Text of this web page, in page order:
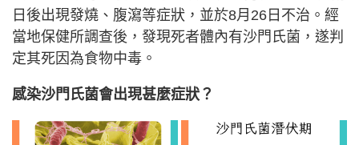
日後出現發燒、腹瀉等症狀，並於8月26日不治。經
當地保健所調查後，發現死者體內有沙門氏菌，遂判
定其死因為食物中毒。
感染沙門氏菌會出現甚麼症狀？